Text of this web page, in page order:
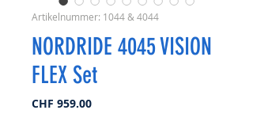
Artikelnummer: 1044 & 4044
NORDRIDE 4045 VISION
FLEX Set
CHF 959.00Preis